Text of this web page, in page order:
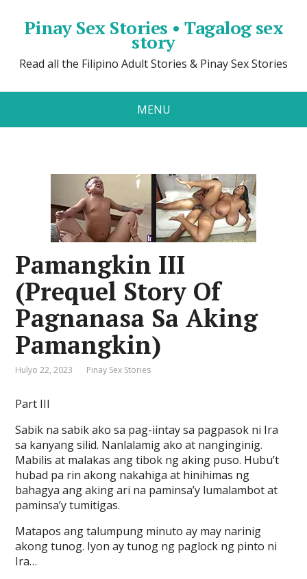
Pinay Sex Stories • Tagalog sex
story
Read all the Filipino Adult Stories & Pinay Sex Stories
MENU
Pamangkin III
(Prequel Story Of
Pagnanasa Sa Aking
Pamangkin)
Hulyo 22, 2023 Pinay Sex Stories
Part III
Sabik na sabik ako sa pag-iintay sa pagpasok ni Ira
sa kanyang silid. Nanlalamig ako at nanginginig.
Mabilis at malakas ang tibok ng aking puso. Hubu’t
hubad pa rin akong nakahiga at hinihimas ng
bahagya ang aking ari na paminsa’y lumalambot at
paminsa’y tumitigas.
Matapos ang talumpung minuto ay may narinig
akong tunog. Iyon ay tunog ng paglock ng pinto ni
Ira…